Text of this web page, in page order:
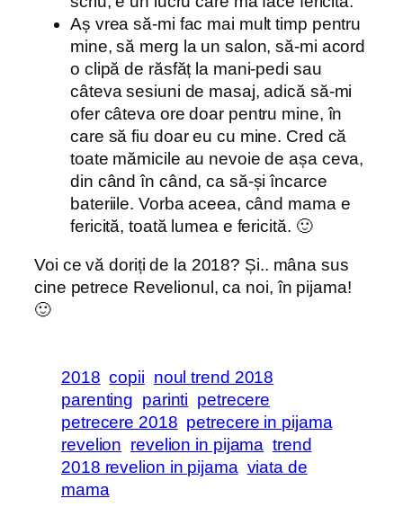
Aș vrea să-mi fac mai mult timp pentru
mine, să merg la un salon, să-mi acord
o clipă de răsfăț la mani-pedi sau
câteva sesiuni de masaj, adică să-mi
ofer câteva ore doar pentru mine, în
care să fiu doar eu cu mine. Cred că
toate mămicile au nevoie de așa ceva,
din când în când, ca să-și încarce
bateriile. Vorba aceea, când mama e
fericită, toată lumea e fericită. 🙂
Voi ce vă doriți de la 2018? Și.. mâna sus
cine petrece Revelionul, ca noi, în pijama!
🙂
2018 copii noul trend 2018
parenting parinti petrecere
petrecere 2018 petrecere in pijama
revelion revelion in pijama trend
2018 revelion in pijama viata de
mama